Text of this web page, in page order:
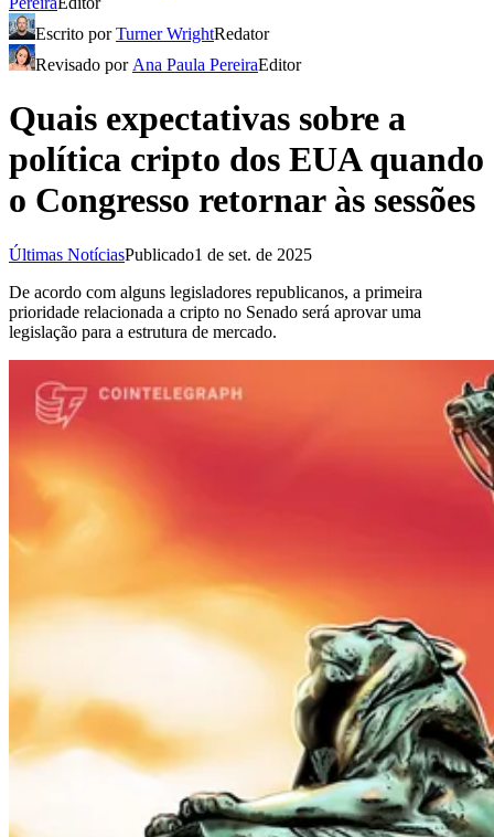
Escrito porTurner WrightRedator
Revisado por Ana Paula PereiraEditor
Quais expectativas sobre a
política cripto dos EUA quando
o Congresso retornar às sessões
Últimas NotíciasPublicado1 de set. de 2025
De acordo com alguns legisladores republicanos, a primeira
prioridade relacionada a cripto no Senado será aprovar uma
legislação para a estrutura de mercado.